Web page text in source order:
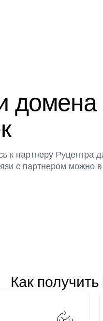
домена
к партнеру Руцентра
с партнером можно в
Как